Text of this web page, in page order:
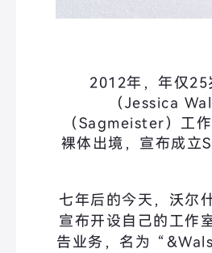
2012年，年仅25
（Jessica
（Sagmeister）工
裸体出境，宣布成
七年后的今天，沃尔
宣布开设自己的工作
告业务，名为